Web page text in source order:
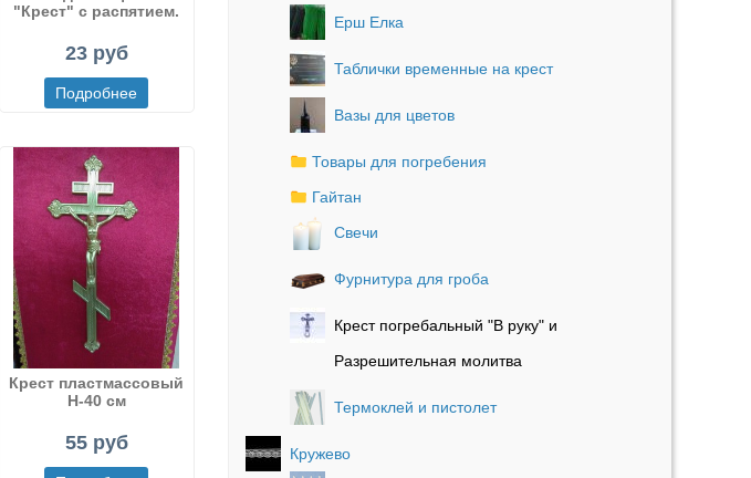
"Крест" с распятием.
23 руб
Крест пластмассовый
Н-40 см
55 руб
Ерш Елка
Таблички временные на крест
Вазы для цветов
Товары для погребения
Гайтан
Свечи
Фурнитура для гроба
Крест погребальный "В руку" и
Разрешительная молитва
Термоклей и пистолет
Кружево